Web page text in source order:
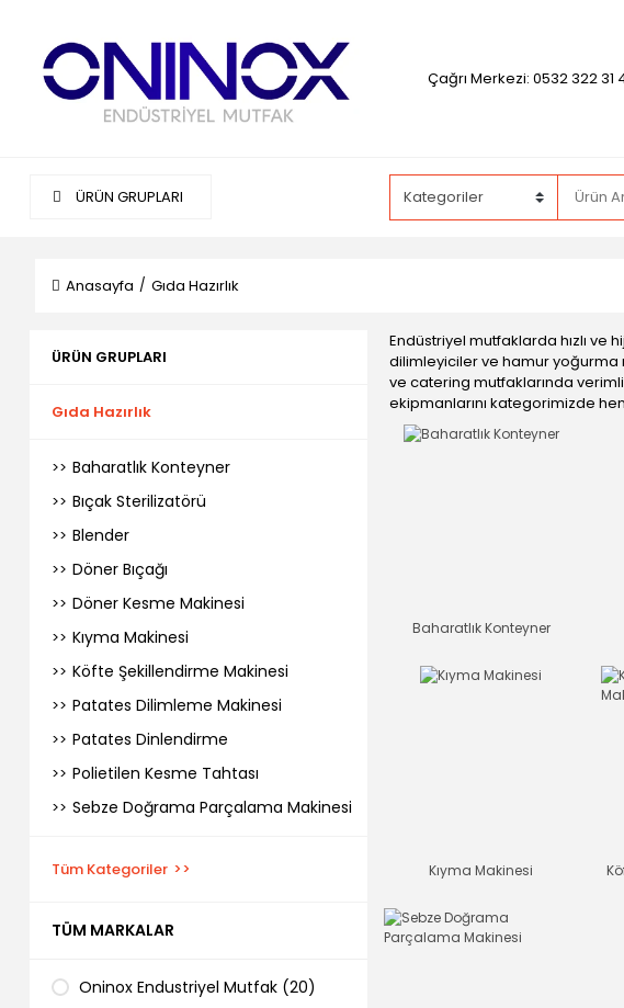
Çağrı Merkezi: 0532 322 31
ÜRÜN GRUPLARI
Anasayfa Gıda Hazırlık
ÜRÜN GRUPLARI
Gıda Hazırlık
Baharatlık Konteyner
Bıçak Sterilizatörü
Blender
Döner Bıçağı
Döner Kesme Makinesi
Kıyma Makinesi
Köfte Şekillendirme Makinesi
Patates Dilimleme Makinesi
Patates Dinlendirme
Polietilen Kesme Tahtası
Sebze Doğrama Parçalama Makinesi
Tüm Kategoriler
TÜM MARKALAR
Oninox Endustriyel Mutfak (20)
Endüstriyel mutfaklarda hızlı ve
dilimleyiciler ve hamur yoğurma
ve catering mutfaklarında
ekipmanlarını kategorimizde
Baharatlık Konteyner
Kıyma Makinesi